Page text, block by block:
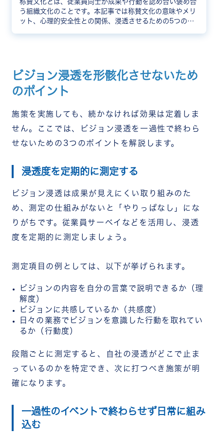
称賛文化とは、従業員同士が成果や行動を認め合い褒め合
う組織文化のことです。本記事では称賛文化の意味やメリ
ット、心理的安全性との関係、浸透させるための5つのス
ビジョン浸透を形骸化させないため
のポイント
施策を実施しても、続かなければ効果は定着しま
せん。ここでは、ビジョン浸透を一過性で終わら
せないための3つのポイントを解説します。
浸透度を定期的に測定する
ビジョン浸透は成果が見えにくい取り組みのた
め、測定の仕組みがないと「やりっぱなし」にな
りがちです。従業員サーベイなどを活用し、浸透
度を定期的に測定しましょう。
測定項目の例としては、以下が挙げられます。
ビジョンの内容を自分の言葉で説明できるか（理
解度）
ビジョンに共感しているか（共感度）
日々の業務でビジョンを意識した行動を取れてい
るか（行動度）
段階ごとに測定すると、自社の浸透がどこで止ま
っているのかを特定でき、次に打つべき施策が明
確になります。
一過性のイベントで終わらせず日常に組み
込む